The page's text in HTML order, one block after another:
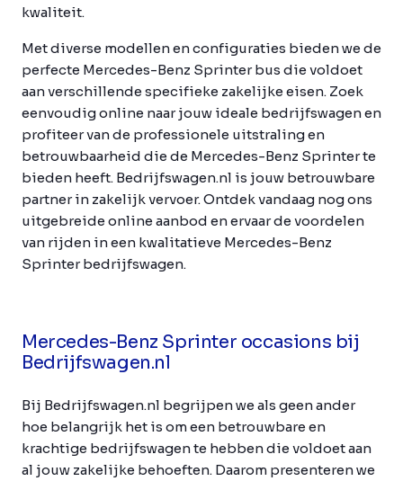
kwaliteit.
Met diverse modellen en configuraties bieden we de
perfecte Mercedes-Benz Sprinter bus die voldoet
aan verschillende specifieke zakelijke eisen. Zoek
eenvoudig online naar jouw ideale bedrijfswagen en
profiteer van de professionele uitstraling en
betrouwbaarheid die de Mercedes-Benz Sprinter te
bieden heeft. Bedrijfswagen.nl is jouw betrouwbare
partner in zakelijk vervoer. Ontdek vandaag nog ons
uitgebreide online aanbod en ervaar de voordelen
van rijden in een kwalitatieve Mercedes-Benz
Sprinter bedrijfswagen.
Mercedes-Benz Sprinter occasions bij
Bedrijfswagen.nl
Bij Bedrijfswagen.nl begrijpen we als geen ander
hoe belangrijk het is om een betrouwbare en
krachtige bedrijfswagen te hebben die voldoet aan
al jouw zakelijke behoeften. Daarom presenteren we